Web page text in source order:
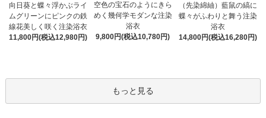
向日葵と蝶々浮かぶライ
ムグリーンにピンクの鉄
線花美しく咲く注染浴衣
11,800円(税込12,980円)
空色の宝石のようにきら
めく幾何学モダンな注染
浴衣
9,800円(税込10,780円)
（先染綿紬）藍鼠の縞に
蝶々がふわりと舞う注染
浴衣
14,800円(税込16,280円)
もっと見る